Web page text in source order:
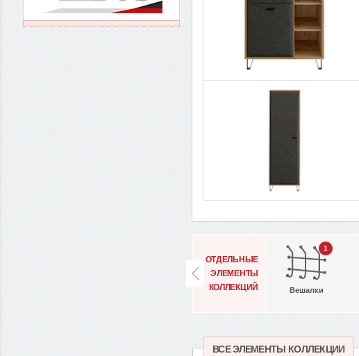
ОТДЕЛЬНЫЕ
ЭЛЕМЕНТЫ
КОЛЛЕКЦИЙ
1
Вешалки
ВСЕ ЭЛЕМЕНТЫ КОЛЛЕКЦИИ